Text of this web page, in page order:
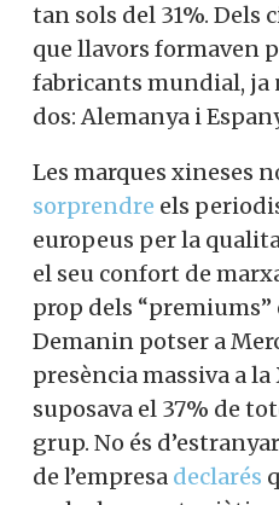
tan sols del 31%. Dels
que llavors formaven
fabricants mundial, ja
dos: Alemanya i
Les marques xineses
sorprendre els
europeus per la
el seu confort de
prop dels “premiums”
Demanin potser a
presència massiva a
suposava el 37% de
grup. No és
de l’empresa declarés